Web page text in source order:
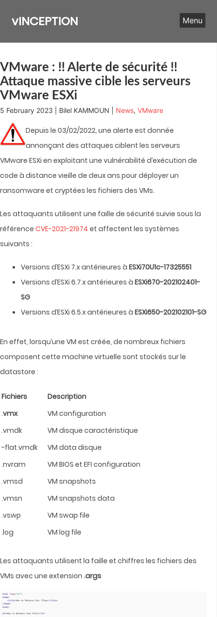
content
vINCEPTION Menu
VMware : !! Alerte de sécurité !!
Attaque massive cible les serveurs
VMware ESXi
5 February 2023 | Bilel KAMMOUN | News, VMware
Depuis le 03/02/2022, une alerte est donnée
annonçant des attaques ciblent les serveurs
VMware ESXi en exploitant une vulnérabilité d’exécution de
code à distance vieille de deux ans pour déployer un
ransomware et cryptées les fichiers des VMs.
Les attaquants utilisent une faille de sécurité suivie sous la
référence CVE-2021-21974 et affectent les systèmes
suivants :
Versions d’ESXi 7.x antérieures à ESXi70U1c-17325551
Versions d’ESXi 6.7.x antérieures à ESXi670-202102401-
SG
Versions d’ESXi 6.5.x antérieures à ESXi650-202102101-SG
En effet, lorsqu’une VM est créée, de nombreux fichiers
composent cette machine virtuelle sont stockés sur le
datastore :
Fichiers
Description
.vmx
VM configuration
.vmdk
VM disque caractéristique
-flat.vmdk
VM data disque
.nvram
VM BIOS et EFI configuration
.vmsd
VM snapshots
.vmsn
VM snapshots data
.vswp
VM swap file
.log
VM log file
Les attaquants utilisent la faille et chiffres les fichiers des
VMs avec une extension .args